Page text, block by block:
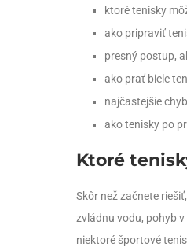
ktoré tenisky
ako pripraviť
presný postup,
ako prať biele
najčastejšie
ako tenisky po
Ktoré
Skôr než začnete
zvládnu vodu, pohyb
niektoré športové